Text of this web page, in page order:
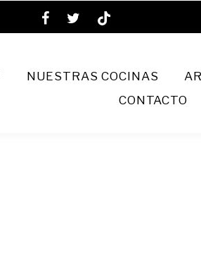
NUESTRAS COCINAS
CONTACTO